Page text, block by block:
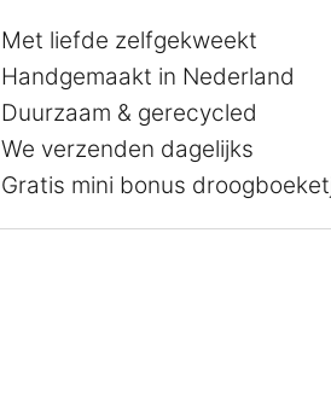
Met liefde zelfgekweekt
Handgemaakt in Nederland
Duurzaam & gerecycled
We verzenden dagelijks
Gratis mini bonus